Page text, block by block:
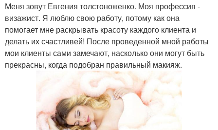
Меня зовут Евгения толстоноженко. Моя профессия -
визажист. Я люблю свою работу, потому как она
помогает мне раскрывать красоту каждого клиента и
делать их счастливей! После проведенной мной работы
мои клиенты сами замечают, насколько они могут быть
прекрасны, когда подобран правильный макияж.